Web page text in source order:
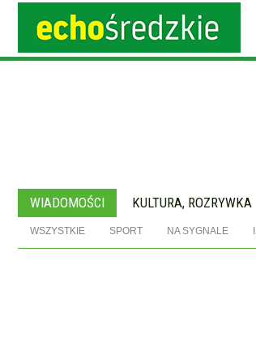
WIADOMOŚCI KULTURA, ROZRYWKA
WSZYSTKIE SPORT NA SYGNALE